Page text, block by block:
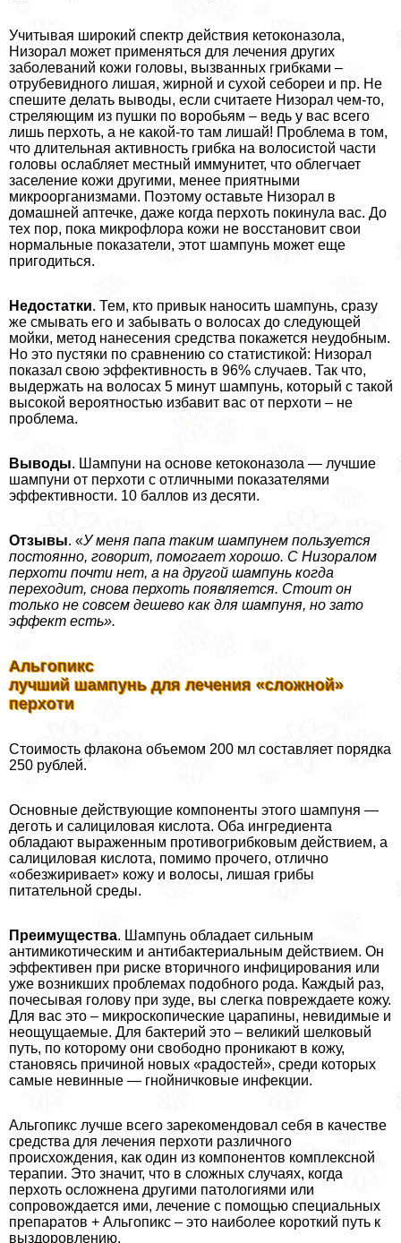
Учитывая широкий спектр действия кетоконазола,
Низорал может применяться для лечения других
заболеваний кожи головы, вызванных грибками –
отрубевидного лишая, жирной и сухой себореи и пр. Не
спешите делать выводы, если считаете Низорал чем-то,
стреляющим из пушки по воробьям – ведь у вас всего
лишь перхоть, а не какой-то там лишай! Проблема в том,
что длительная активность грибка на волосистой части
головы ослабляет местный иммунитет, что облегчает
заселение кожи другими, менее приятными
микроорганизмами. Поэтому оставьте Низорал в
домашней аптечке, даже когда перхоть покинула вас. До
тех пор, пока микрофлора кожи не восстановит свои
нормальные показатели, этот шампунь может еще
пригодиться.
Недостатки. Тем, кто привык наносить шампунь, сразу
же смывать его и забывать о волосах до следующей
мойки, метод нанесения средства покажется неудобным.
Но это пустяки по сравнению со статистикой: Низорал
показал свою эффективность в 96% случаев. Так что,
выдержать на волосах 5 минут шампунь, который с такой
высокой вероятностью избавит вас от перхоти – не
проблема.
Выводы. Шампуни на основе кетоконазола — лучшие
шампуни от перхоти с отличными показателями
эффективности. 10 баллов из десяти.
Отзывы. «У меня папа таким шампунем пользуется
постоянно, говорит, помогает хорошо. С Низоралом
перхоти почти нет, а на другой шампунь когда
переходит, снова перхоть появляется. Стоит он
только не совсем дешево как для шампуня, но зато
эффект есть».
Альгопикс
лучший шампунь для лечения «сложной»
перхоти
Стоимость флакона объемом 200 мл составляет порядка
250 рублей.
Основные действующие компоненты этого шампуня —
деготь и салициловая кислота. Оба ингредиента
обладают выраженным противогрибковым действием, а
салициловая кислота, помимо прочего, отлично
«обезжиривает» кожу и волосы, лишая грибы
питательной среды.
Преимущества. Шампунь обладает сильным
антимикотическим и антибактериальным действием. Он
эффективен при риске вторичного инфицирования или
уже возникших проблемах подобного рода. Каждый раз,
почесывая голову при зуде, вы слегка повреждаете кожу.
Для вас это – микроскопические царапины, невидимые и
неощущаемые. Для бактерий это – великий шелковый
путь, по которому они свободно проникают в кожу,
становясь причиной новых «радостей», среди которых
самые невинные — гнойничковые инфекции.
Альгопикс лучше всего зарекомендовал себя в качестве
средства для лечения перхоти различного
происхождения, как один из компонентов комплексной
терапии. Это значит, что в сложных случаях, когда
перхоть осложнена другими патологиями или
сопровождается ими, лечение с помощью специальных
препаратов + Альгопикс – это наиболее короткий путь к
выздоровлению.